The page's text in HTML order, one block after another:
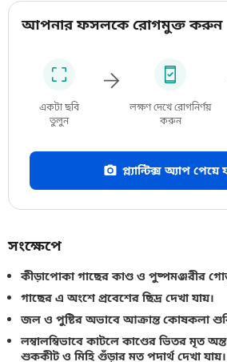
আপনার ফসলকে রোগমুক্ত করুন
একটা ছবি
তুলুন
লক্ষণ দেখে রোগনির্ণয়
করুন
প্ল্যান্টিক্স অ্যাপ পেয়ে
সংক্ষেপে
কীড়াপোকা গাছের কাণ্ড ও পুষ্পমঞ্জরীর
গাছের এ অংশে প্রবেশের ছিদ্র দেখা যায়।
জল ও পুষ্টির অভাবে আক্রান্ত কোষকলা
লম্বালম্বিভাবে কাটলে কাণ্ডের ভিতর মৃত
শুককীট ও মিহি গুঁড়ার মত পদার্থ দেখা যায়।